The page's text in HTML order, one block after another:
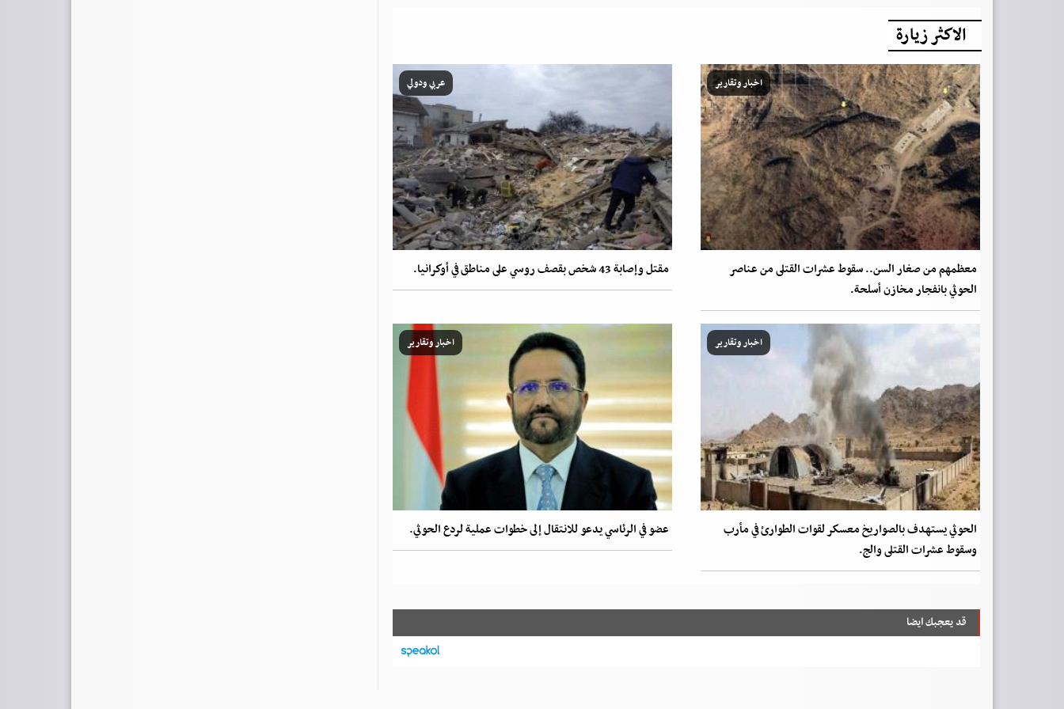
الاكثر زيارة
اخبار وتقارير
معظمهم من صغار السن.. سقوط عشرات القتلى من عناصر
الحوثي بانفجار مخازن أسلحة.
عربي ودولي
مقتل وإصابة 43 شخص بقصف روسي على مناطق في أوكرانيا.
اخبار وتقارير
الحوثي يستهدف بالصواريخ معسكر لقوات الطوارئ في مأرب
وسقوط عشرات القتلى والج.
اخبار وتقارير
عضو في الرئاسي يدعو للانتقال إلى خطوات عملية لردع الحوثي.
قد يعجبك ايضا